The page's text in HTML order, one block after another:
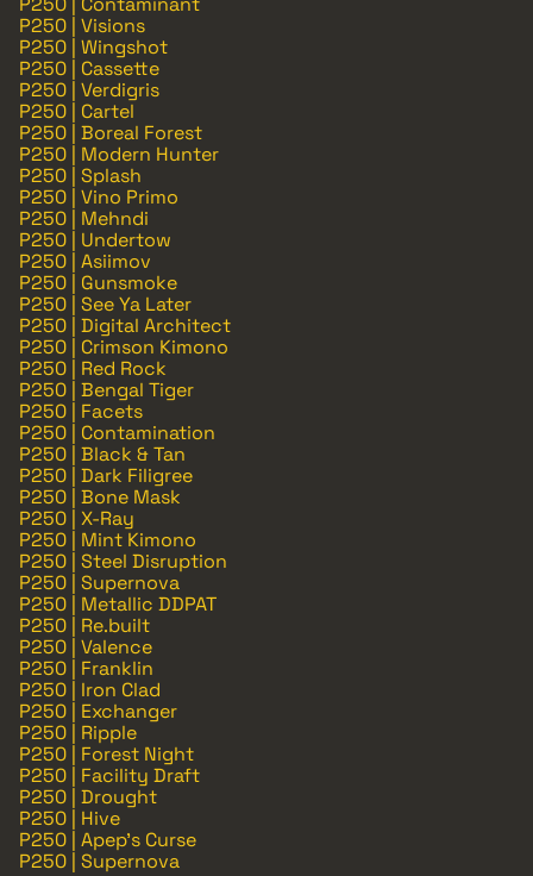
P250 | Visions
P250 | Wingshot
P250 | Cassette
P250 | Verdigris
P250 | Cartel
P250 | Boreal Forest
P250 | Modern Hunter
P250 | Splash
P250 | Vino Primo
P250 | Mehndi
P250 | Undertow
P250 | Asiimov
P250 | Gunsmoke
P250 | See Ya Later
P250 | Digital Architect
P250 | Crimson Kimono
P250 | Red Rock
P250 | Bengal Tiger
P250 | Facets
P250 | Contamination
P250 | Black & Tan
P250 | Dark Filigree
P250 | Bone Mask
P250 | X-Ray
P250 | Mint Kimono
P250 | Steel Disruption
P250 | Supernova
P250 | Metallic DDPAT
P250 | Re.built
P250 | Valence
P250 | Franklin
P250 | Iron Clad
P250 | Exchanger
P250 | Ripple
P250 | Forest Night
P250 | Facility Draft
P250 | Drought
P250 | Hive
P250 | Apep's Curse
P250 | Supernova